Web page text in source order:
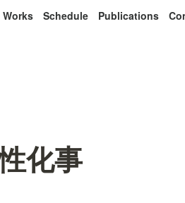
Works Schedule Publications
化事